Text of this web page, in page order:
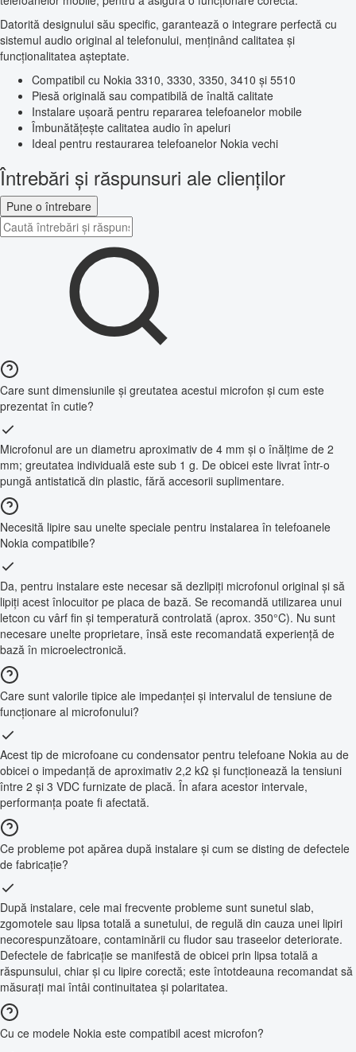
Datorită designului său specific, garantează o integrare perfectă cu
sistemul audio original al telefonului, menținând calitatea și
funcționalitatea așteptate.
Compatibil cu Nokia 3310, 3330, 3350, 3410 și 5510
Piesă originală sau compatibilă de înaltă calitate
Instalare ușoară pentru repararea telefoanelor mobile
Îmbunătățește calitatea audio în apeluri
Ideal pentru restaurarea telefoanelor Nokia vechi
Întrebări și răspunsuri ale clienților
Pune o întrebare
Care sunt dimensiunile și greutatea acestui microfon și cum este
prezentat în cutie?
Microfonul are un diametru aproximativ de 4 mm și o înălțime de 2
mm; greutatea individuală este sub 1 g. De obicei este livrat într-o
pungă antistatică din plastic, fără accesorii suplimentare.
Necesită lipire sau unelte speciale pentru instalarea în telefoanele
Nokia compatibile?
Da, pentru instalare este necesar să dezlipiți microfonul original și să
lipiți acest înlocuitor pe placa de bază. Se recomandă utilizarea unui
letcon cu vârf fin și temperatură controlată (aprox. 350°C). Nu sunt
necesare unelte proprietare, însă este recomandată experiență de
bază în microelectronică.
Care sunt valorile tipice ale impedanței și intervalul de tensiune de
funcționare al microfonului?
Acest tip de microfoane cu condensator pentru telefoane Nokia au de
obicei o impedanță de aproximativ 2,2 kΩ și funcționează la tensiuni
între 2 și 3 VDC furnizate de placă. În afara acestor intervale,
performanța poate fi afectată.
Ce probleme pot apărea după instalare și cum se disting de defectele
de fabricație?
După instalare, cele mai frecvente probleme sunt sunetul slab,
zgomotele sau lipsa totală a sunetului, de regulă din cauza unei lipiri
necorespunzătoare, contaminării cu fludor sau traseelor deteriorate.
Defectele de fabricație se manifestă de obicei prin lipsa totală a
răspunsului, chiar și cu lipire corectă; este întotdeauna recomandat să
măsurați mai întâi continuitatea și polaritatea.
Cu ce modele Nokia este compatibil acest microfon?